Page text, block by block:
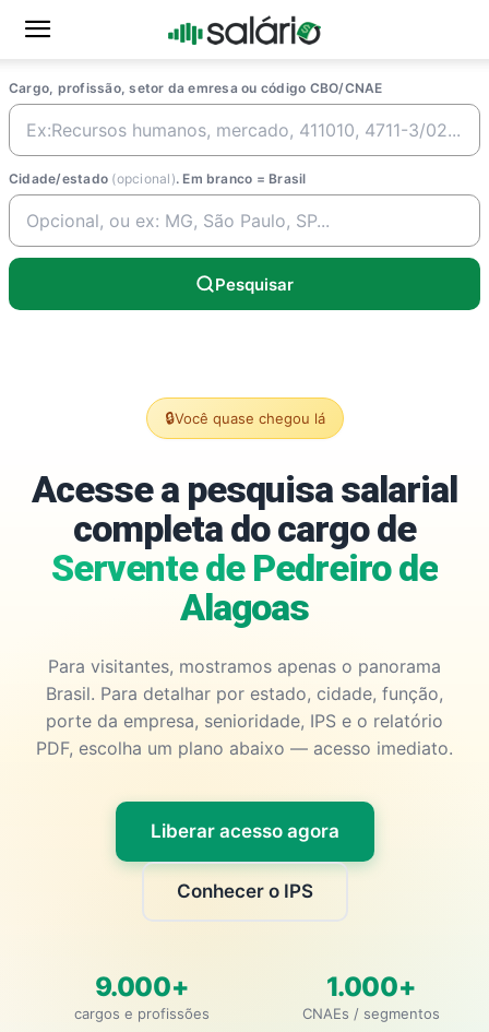
Cargo, profissão, setor da emresa ou código CBO/CNAE
Cidade/estado (opcional). Em branco = Brasil
Pesquisar
🔒Você quase chegou lá
Acesse a pesquisa salarial
completa do cargo de
Servente de Pedreiro de
Alagoas
Para visitantes, mostramos apenas o panorama
Brasil. Para detalhar por estado, cidade, função,
porte da empresa, senioridade, IPS e o relatório
PDF, escolha um plano abaixo — acesso imediato.
Liberar acesso agora
Conhecer o IPS
9.000+
cargos e profissões
1.000+
CNAEs / segmentos